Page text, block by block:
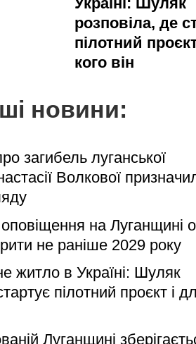
розповіла, де
пілотний
кого він
новини:
загибель луганської
Волкової
на Луганщині
не раніше 2029 року
житло в Україні: Шуляк
пілотний проєкт і
Луганщині